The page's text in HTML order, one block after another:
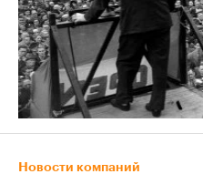
Новости компаний